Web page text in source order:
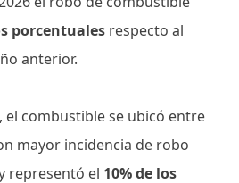
porcentuales respecto al
anterior.
el combustible se ubicó entre
mayor incidencia de robo
representó el 10% de los